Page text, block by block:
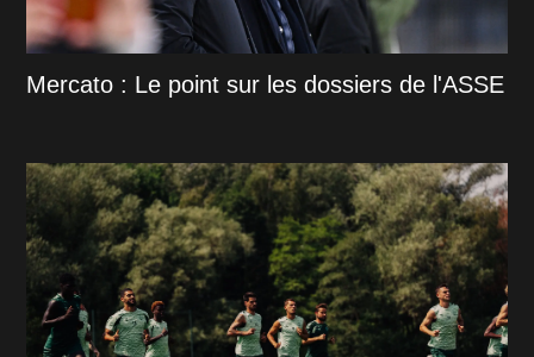
Mercato : Le point sur les dossiers de l'ASSE